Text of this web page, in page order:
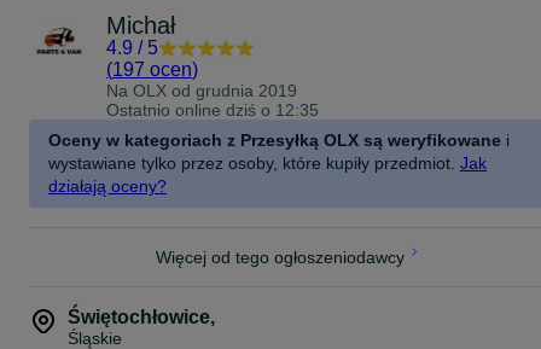
Michał
4.9 / 5
(197 ocen)
Na OLX od grudnia 2019
Ostatnio online dziś o 12:35
Oceny w kategoriach z Przesyłką OLX są weryfikowane i
wystawiane tylko przez osoby, które kupiły przedmiot. Jak
działają oceny?
Więcej od tego ogłoszeniodawcy
Świętochłowice,
Śląskie